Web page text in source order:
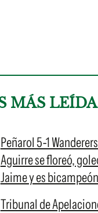
MÁS
Peñarol 5-1
Aguirre se floreó,
Jaime y es
Tribunal de